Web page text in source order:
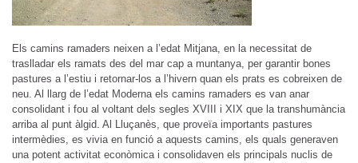
Els camins ramaders neixen a l’edat Mitjana, en la necessitat de
traslladar els ramats des del mar cap a muntanya, per garantir bones
pastures a l’estiu i retornar-los a l’hivern quan els prats es cobreixen de
neu. Al llarg de l’edat Moderna els camins ramaders es van anar
consolidant i fou al voltant dels segles XVIII i XIX que la transhumància
arriba al punt àlgid. Al Lluçanès, que proveïa importants pastures
intermèdies, es vivia en funció a aquests camins, els quals generaven
una potent activitat econòmica i consolidaven els principals nuclis de